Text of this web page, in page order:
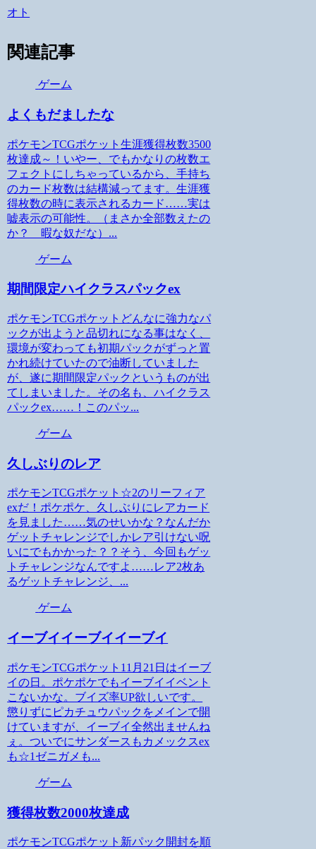
オト
関連記事
ゲーム
よくもだましたな
ポケモンTCGポケット生涯獲得枚数3500
枚達成～！いやー、でもかなりの枚数エ
フェクトにしちゃっているから、手持ち
のカード枚数は結構減ってます。生涯獲
得枚数の時に表示されるカード……実は
嘘表示の可能性。（まさか全部数えたの
か？ 暇な奴だな）...
ゲーム
期間限定ハイクラスパックex
ポケモンTCGポケットどんなに強力なパ
ックが出ようと品切れになる事はなく、
環境が変わっても初期パックがずっと置
かれ続けていたので油断していました
が、遂に期間限定パックというものが出
てしまいました。その名も、ハイクラス
パックex……！このパッ...
ゲーム
久しぶりのレア
ポケモンTCGポケット☆2のリーフィア
exだ！ポケポケ、久しぶりにレアカード
を見ました……気のせいかな？なんだか
ゲットチャレンジでしかレア引けない呪
いにでもかかった？？そう、今回もゲッ
トチャレンジなんですよ……レア2枚あ
るゲットチャレンジ、...
ゲーム
イーブイイーブイイーブイ
ポケモンTCGポケット11月21日はイーブ
イの日。ポケポケでもイーブイイベント
こないかな。ブイズ率UP欲しいです。
懲りずにピカチュウパックをメインで開
けていますが、イーブイ全然出ませんね
ぇ。ついでにサンダースもカメックスex
も☆1ゼニガメも...
ゲーム
獲得枚数2000枚達成
ポケモンTCGポケット新パック開封を順